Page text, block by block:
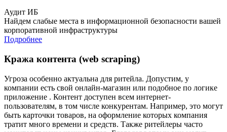
Аудит ИБ
Найдем слабые места в информационной безопасности вашей
корпоративной инфраструктуры
Подробнее
Кража контента (web scraping)
Угроза особенно актуальна для ритейла. Допустим, у
компании есть свой онлайн-магазин или подобное по логике
приложение . Контент доступен всем интернет-
пользователям, в том числе конкурентам. Например, это могут
быть карточки товаров, на оформление которых компания
тратит много времени и средств. Также ритейлеры часто